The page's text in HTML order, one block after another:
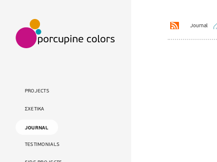
PROJECTS
ΣΧΕΤΙΚΑ
JOURNAL
TESTIMONIALS
Journal